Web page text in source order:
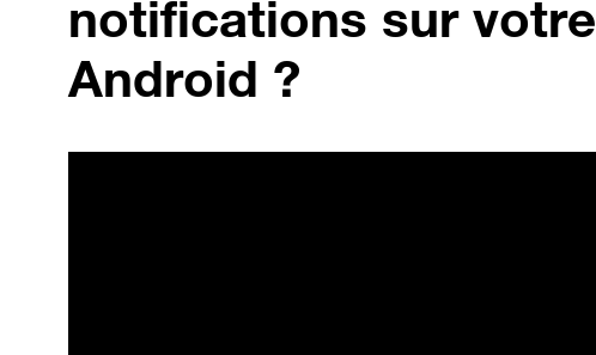
notifications sur
Android ?